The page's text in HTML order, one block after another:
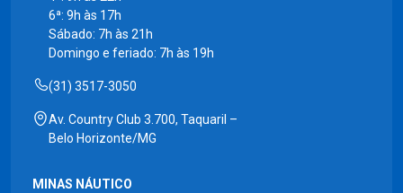
6ª: 9h às 17h
Sábado: 7h às 21h
Domingo e feriado: 7h às 19h
(31) 3517-3050
Av. Country Club 3.700, Taquaril –
Belo Horizonte/MG
MINAS NÁUTICO